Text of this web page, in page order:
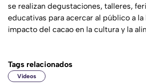
se realizan degustaciones, talleres,
educativas para acercar al público a la
impacto del cacao en la cultura y la
Tags relacionados
Videos